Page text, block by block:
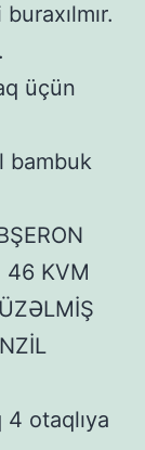
üçün
bambuk
46 KVM
4 otaqlıya